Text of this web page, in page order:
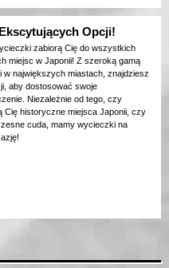
Opcji!
zabiorą Cię do wszystkich
miejsc w Japonii! Z szeroką gamą
w największych miastach, znajdziesz
aby dostosować swoje
Niezależnie od tego, czy
Cię historyczne miejsca Japonii, czy
cuda, mamy wycieczki na